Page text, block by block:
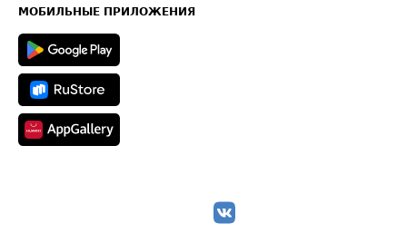
Техническая информация
МОБИЛЬНЫЕ ПРИЛОЖЕНИЯ